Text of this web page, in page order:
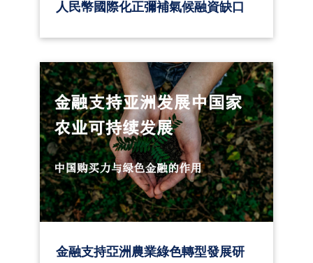
人民幣國際化正彌補氣候融資缺口
金融支持亞洲農業綠色轉型發展研